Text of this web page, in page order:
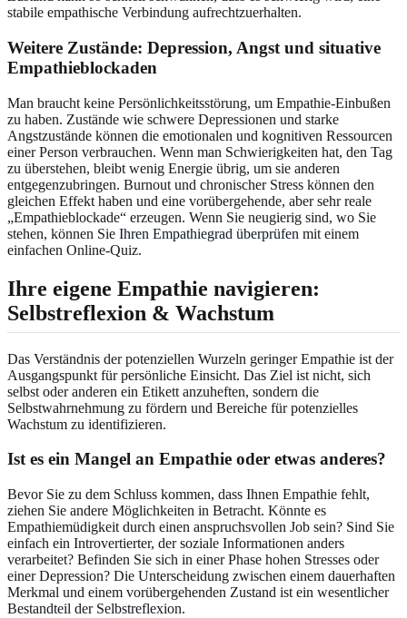
stabile empathische Verbindung aufrechtzuerhalten.
Weitere Zustände: Depression, Angst und situative
Empathieblockaden
Man braucht keine Persönlichkeitsstörung, um Empathie-Einbußen
zu haben. Zustände wie schwere Depressionen und starke
Angstzustände können die emotionalen und kognitiven Ressourcen
einer Person verbrauchen. Wenn man Schwierigkeiten hat, den Tag
zu überstehen, bleibt wenig Energie übrig, um sie anderen
entgegenzubringen. Burnout und chronischer Stress können den
gleichen Effekt haben und eine vorübergehende, aber sehr reale
„Empathieblockade“ erzeugen. Wenn Sie neugierig sind, wo Sie
stehen, können Sie Ihren Empathiegrad überprüfen mit einem
einfachen Online-Quiz.
Ihre eigene Empathie navigieren:
Selbstreflexion & Wachstum
Das Verständnis der potenziellen Wurzeln geringer Empathie ist der
Ausgangspunkt für persönliche Einsicht. Das Ziel ist nicht, sich
selbst oder anderen ein Etikett anzuheften, sondern die
Selbstwahrnehmung zu fördern und Bereiche für potenzielles
Wachstum zu identifizieren.
Ist es ein Mangel an Empathie oder etwas anderes?
Bevor Sie zu dem Schluss kommen, dass Ihnen Empathie fehlt,
ziehen Sie andere Möglichkeiten in Betracht. Könnte es
Empathiemüdigkeit durch einen anspruchsvollen Job sein? Sind Sie
einfach ein Introvertierter, der soziale Informationen anders
verarbeitet? Befinden Sie sich in einer Phase hohen Stresses oder
einer Depression? Die Unterscheidung zwischen einem dauerhaften
Merkmal und einem vorübergehenden Zustand ist ein wesentlicher
Bestandteil der Selbstreflexion.